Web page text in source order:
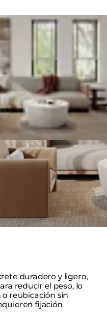
duradero y ligero,
reducir el peso, lo
reubicación sin
fijación